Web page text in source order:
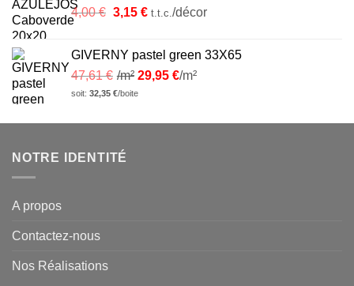
4,00€ Le
était :
4,00 €.
3,15 €Le
est :
3,15 €.
t.t.c./décor
GIVERNY pastel green 33X65
47,61€ /m² 29,95 €/m²
soit: 32,35 €/boite
NOTRE IDENTITÉ
A propos
Contactez-nous
Nos Réalisations